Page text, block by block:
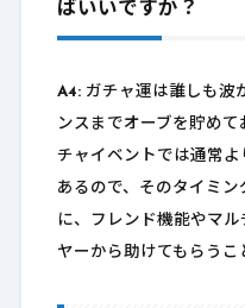
ばいいですか？
A4:ガチャ運は誰しも波
ンスまでオーブを貯め
チャイベントでは通常
あるので、そのタイミ
に、フレンド機能やマ
ヤーから助けてもらうこ